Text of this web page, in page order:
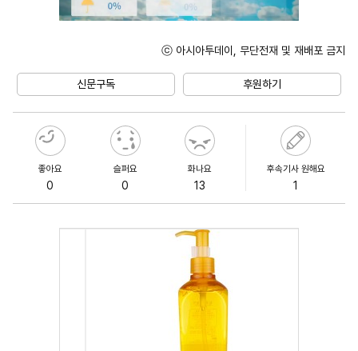
ⓒ 아시아투데이, 무단전재 및 재배포 금지
신문구독 후원하기
좋아요
0
슬퍼요
0
화나요
13
후속기사 원해요
1